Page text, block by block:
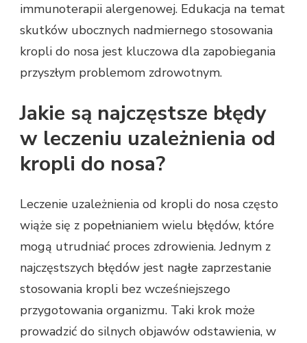
immunoterapii alergenowej. Edukacja na temat
skutków ubocznych nadmiernego stosowania
kropli do nosa jest kluczowa dla zapobiegania
przyszłym problemom zdrowotnym.
Jakie są najczęstsze błędy
w leczeniu uzależnienia od
kropli do nosa?
Leczenie uzależnienia od kropli do nosa często
wiąże się z popełnianiem wielu błędów, które
mogą utrudniać proces zdrowienia. Jednym z
najczęstszych błędów jest nagłe zaprzestanie
stosowania kropli bez wcześniejszego
przygotowania organizmu. Taki krok może
prowadzić do silnych objawów odstawienia, w